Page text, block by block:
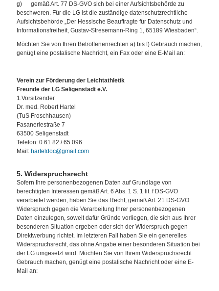
g) gemäß Art. 77 DS-GVO sich bei einer Aufsichtsbehörde zu
beschweren. Für die LG ist die zuständige datenschutzrechtliche
Aufsichtsbehörde „Der Hessische Beauftragte für Datenschutz und
Informationsfreiheit, Gustav-Stresemann-Ring 1, 65189 Wiesbaden“.
Möchten Sie von Ihren Betroffenenrechten a) bis f) Gebrauch machen,
genügt eine postalische Nachricht, ein Fax oder eine E-Mail an:
Verein zur Förderung der Leichtathletik
Freunde der LG Seligenstadt e.V.
1.Vorsitzender
Dr. med. Robert Hartel
(TuS Froschhausen)
Fasaneriestraße 7
63500 Seligenstadt
Telefon: 0 61 82 / 65 096
Mail: harteldoc@gmail.com
5. Widerspruchsrecht
Sofern Ihre personenbezogenen Daten auf Grundlage von
berechtigten Interessen gemäß Art. 6 Abs. 1 S. 1 lit. f DS-GVO
verarbeitet werden, haben Sie das Recht, gemäß Art. 21 DS-GVO
Widerspruch gegen die Verarbeitung Ihrer personenbezogenen
Daten einzulegen, soweit dafür Gründe vorliegen, die sich aus Ihrer
besonderen Situation ergeben oder sich der Widerspruch gegen
Direktwerbung richtet. Im letzteren Fall haben Sie ein generelles
Widerspruchsrecht, das ohne Angabe einer besonderen Situation bei
der LG umgesetzt wird. Möchten Sie von Ihrem Widerspruchsrecht
Gebrauch machen, genügt eine postalische Nachricht oder eine E-
Mail an: